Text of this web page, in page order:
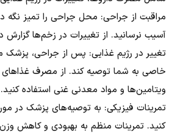
مراقبت از جراحی: محل جراحی را تمیز نگه
آسیب نرسانید. از تغییرات در زخم‌ها گزارش
تغییر در رژیم غذایی: پس از جراحی،
خاصی به شما توصیه کند. از مصرف غذاهای
ویتامین‌ها و مواد معدنی غنی استفاده کنید.
تمرینات فیزیکی: به توصیه‌های پزشک در
کنید. تمرینات منظم به بهبودی و کاهش